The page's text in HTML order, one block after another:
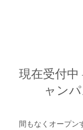
現在受付中
ャン
間もなくオープン